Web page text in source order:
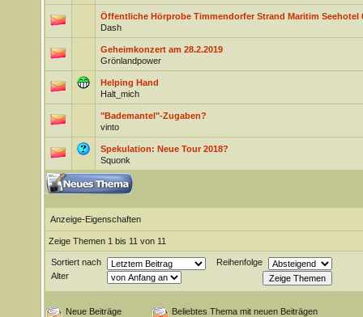
Öffentliche Hörprobe Timmendorfer Strand Maritim Seehotel
Dash
Geheimkonzert am 28.2.2019
Grönlandpower
Helping Hand
Halt_mich
"Bademantel"-Zugaben?
vinto
Spekulation: Neue Tour 2018?
Squonk
Anzeige-Eigenschaften
Zeige Themen 1 bis 11 von 11
Sortiert nach
Reihenfolge
Alter
Neue Beiträge
Beliebtes Thema mit neuen Beiträgen